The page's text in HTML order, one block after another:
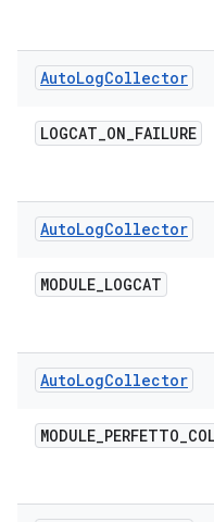
AutoLogCollector
LOGCAT_ON_FAILURE
AutoLogCollector
MODULE_LOGCAT
AutoLogCollector
MODULE_PERFETTO_